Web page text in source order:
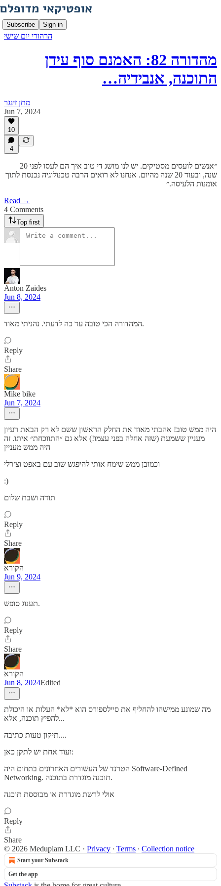
Subscribe Sign in
הרהורי יום שישי
מהדורה 82: האמנם סוף עידן
התוכנה, אנבידיה…
מתן זינגר
Jun 7, 2024
10
4
״אנשים לועסים מסטיקים. יש לנו מושג די טוב איך הם לעסו לפני 20
שנה, ובעוד 20 שנה מהיום. אנחנו לא רואים הרבה טכנולוגיה נכנסת לתוך
אומנות הלעיסה.״
Read →
4 Comments
Top first
Anton Zaides
Jun 8, 2024
המהדורה הכי טובה עד כה לדעתי. נהניתי מאוד.
Reply
Share
Mike bike
Jun 7, 2024
היה ממש טוב! אהבתי מאוד את החלק הראשון ששם לא רק הבאת רעיון
מעניין ששמעת (שזה אחלה בפני עצמו!) אלא גם ״התווכחת״ איתו. זה
היה ממש מעניין
וכמובן ממש שימח אותי להיפגש שוב עם באפט וצ׳רלי
:)
תודה ושבת שלום
Reply
Share
הקורא
Jun 9, 2024
תענוג סופש.
Reply
Share
הקורא
Jun 8, 2024Edited
מה שמונע ממישהו להחליף את סיילספורס הוא *לא* העלות או היכולת
להפיץ תוכנה, אלא...
תיקון טעות כתיבה....
ועוד אחת יש לתקן כאן:
הטרנד של העשורים האחרונים בתחום היה Software-Defined
Networking. תוכנה מוגדרת בתוכנה.
אולי לרשת מוגדרת או מבוססת תוכנה
Reply
Share
© 2026 Meduplam LLC · Privacy ∙ Terms ∙ Collection notice
Start your Substack
Get the app